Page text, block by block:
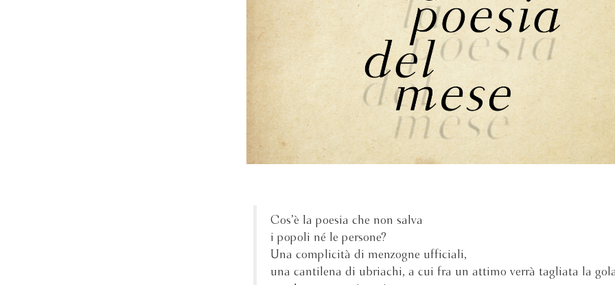
Cos’è la poesia che non salva
i popoli né le persone?
Una complicità di menzogne ufficiali,
una cantilena di ubriachi, a cui fra un attimo verrà tagliata la